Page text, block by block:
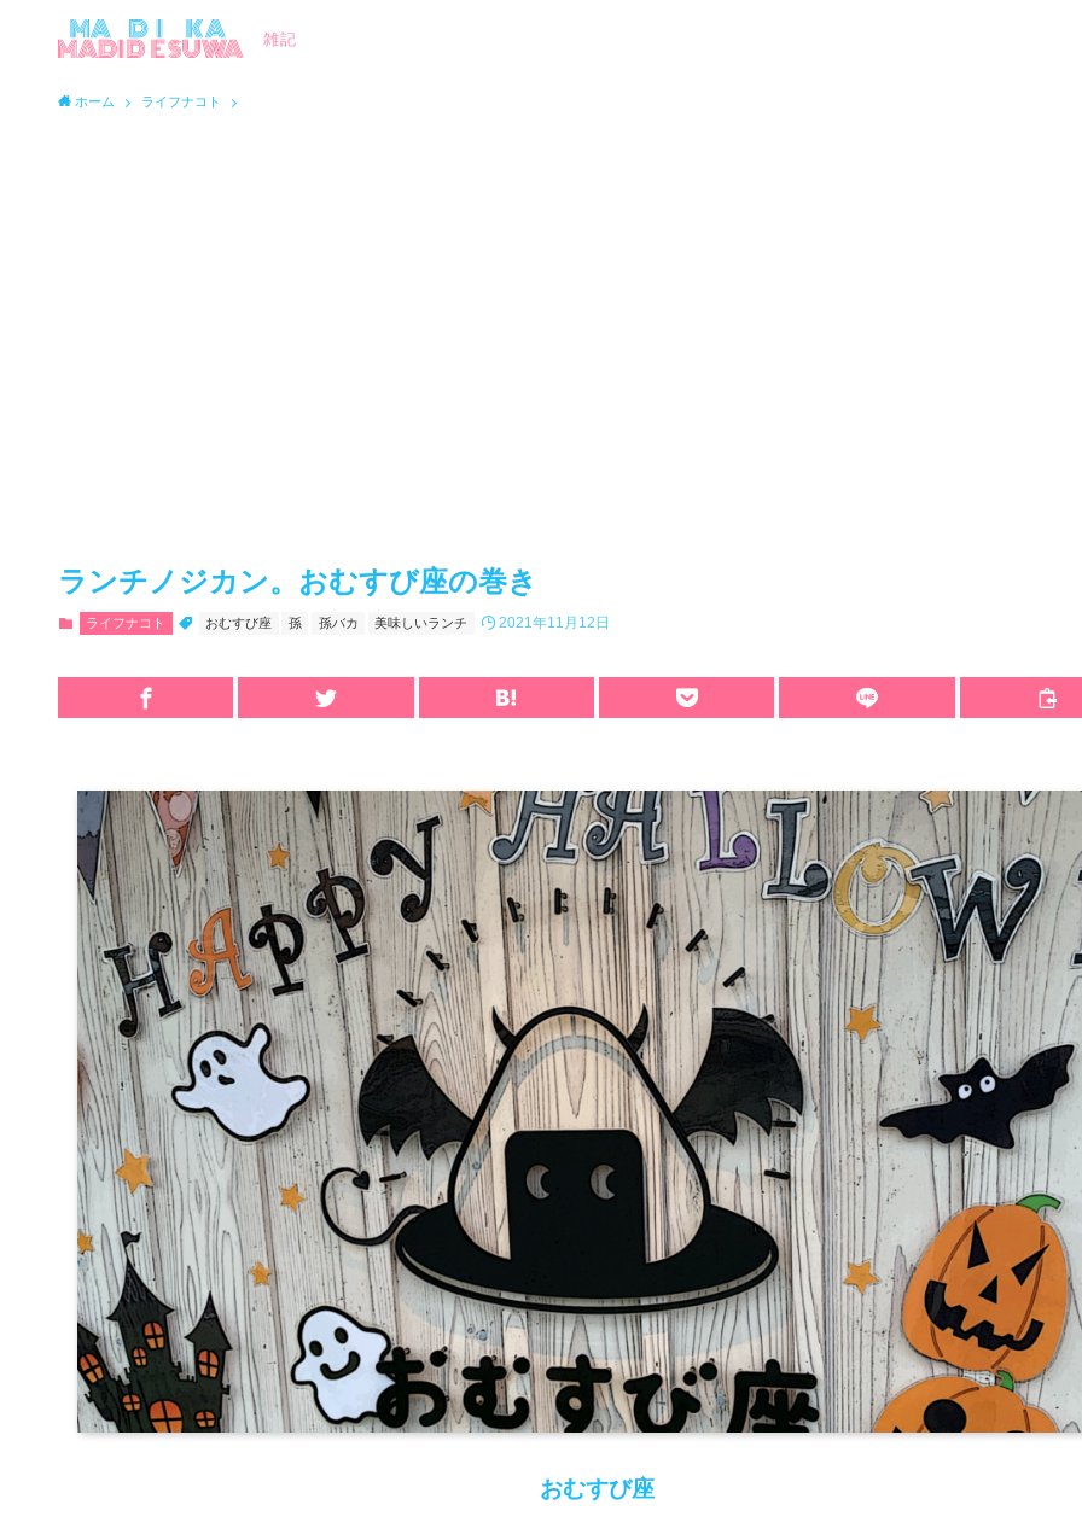
雑記
ホーム ライフナコト
ランチノジカン。おむすび座の巻き
ライフナコト おむすび座 孫 孫バカ 美味しいランチ 2021年11月12日
おむすび座